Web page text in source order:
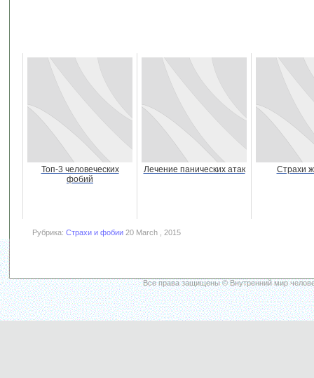
Топ-3 человеческих
фобий
Лечение панических атак Страхи
Рубрика: Страхи и фобии 20 March , 2015
Все права защищены © Внутренний мир